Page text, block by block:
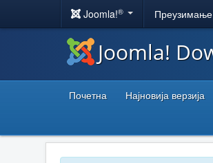
Joomla!® Преузимање
Joomla!
Почетна Најновија верзија